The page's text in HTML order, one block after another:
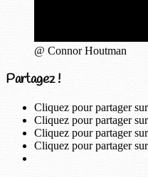
@ Connor Houtman
Partagez !
Cliquez pour partager
Cliquez pour partager
Cliquez pour partager
Cliquez pour partager